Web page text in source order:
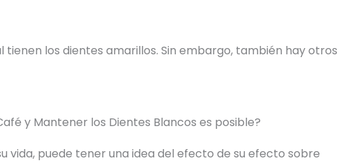
los dientes amarillos. Sin embargo, también hay otros
y Mantener los Dientes Blancos es posible?
vida, puede tener una idea del efecto de su efecto sobre